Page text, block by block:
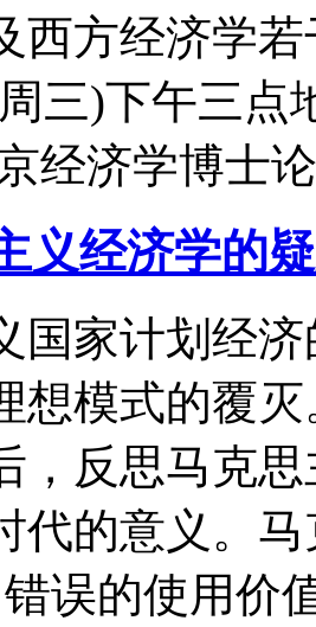
西方经济学
三)下午三点
经济学博士
义经济学的
国家计划经
想模式的覆
，反思马克
代的意义。
误的使用价